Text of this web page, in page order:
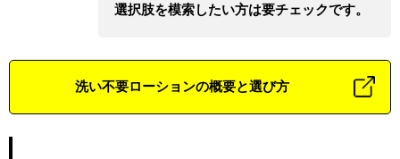
選択肢を模索したい方は要チェックです。
洗い不要ローションの概要と選び方